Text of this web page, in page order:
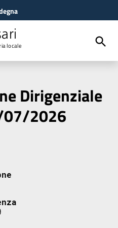
locale
Dirigenziale
07/2026